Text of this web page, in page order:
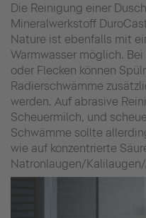
Die Reinigung einer
Mineralwerkstoff
Nature ist ebenfalls mit
Warmwasser möglich.
oder Flecken können
Radierschwämme
werden. Auf abrasive
Scheuermilch, und
Schwämme sollte
wie auf konzentrierte
Natronlaugen/